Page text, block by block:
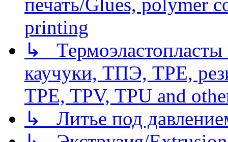
печать/Glues, polymer
printing
↳
каучуки, ТПЭ, TPE,
TPE, TPV, TPU and
↳ Литье под